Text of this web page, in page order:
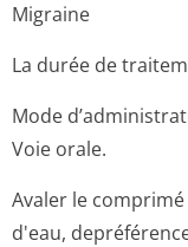
Migraine
La durée de
Mode
Voie orale.
Avaler le
d'eau,